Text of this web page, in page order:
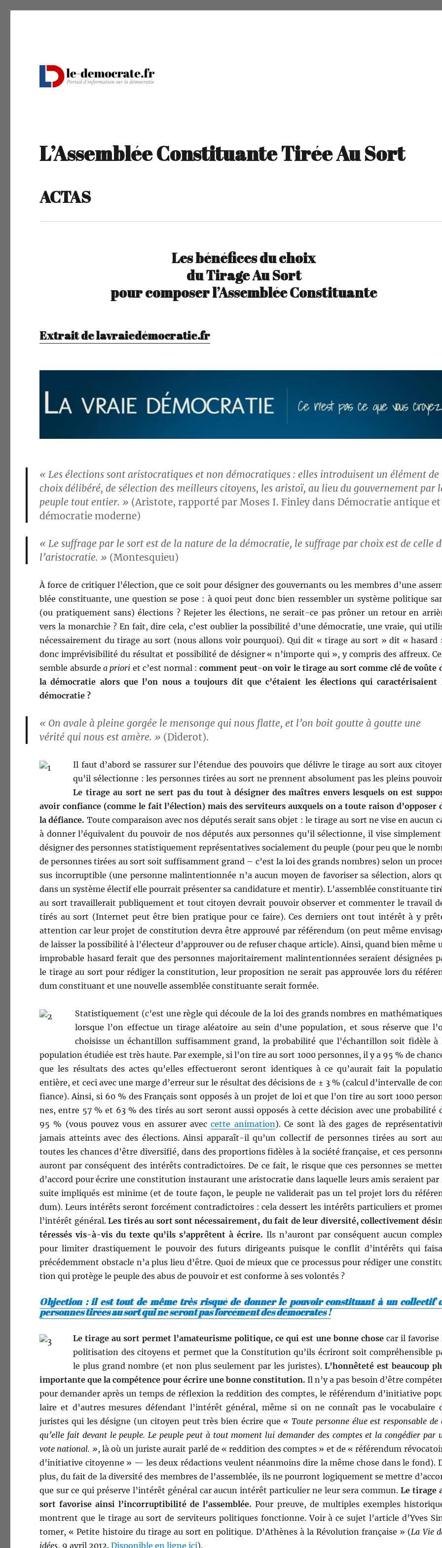
L’Assemblée Constituante Tirée Au Sort
ACTAS
Les bénéfices du choix
du Tirage Au Sort
pour composer l’Assemblée Constituante
Extrait de lavraiedémocratie.fr
« Les élec­tions sont aris­to­cra­tiques et non démoc­ra­tiques : elles intro­duisent un élé­ment de
choix délibéré, de sélec­tion des meilleurs citoyens, les aris­toï, au lieu du gou­verne­ment par
peu­ple tout entier. » (Aris­tote, rap­porté par Moses I. Fin­ley dans Démoc­ra­tie antique et
démoc­ra­tie moderne)
« Le suf­frage par le sort est de la nature de la démoc­ra­tie, le suf­frage par choix est de celle
l’aristocratie. » (Mon­tesquieu)
À force de cri­ti­quer l’élection, que ce soit pour désign­er des gou­ver­nants ou les mem­bres d’une
blée con­sti­tu­ante, une ques­tion se pose : à quoi peut donc bien ressem­bler un sys­tème poli­tique
(ou pra­tique­ment sans) élec­tions ? Rejeter les élec­tions, ne serait-ce pas prôn­er un retour en
vers la monar­chie ? En fait, dire cela, c’est oubli­er la pos­si­bil­ité d’une démoc­ra­tie, une vraie, qui
néces­saire­ment du tirage au sort (nous allons voir pourquoi). Qui dit « tirage au sort » dit « hasard
donc imprévis­i­bil­ité du résul­tat et pos­si­bil­ité de désign­er « n’importe qui », y com­pris des affreux.
sem­ble absurde a pri­ori et c’est nor­mal :com­ment peut-on voir le tirage au sort comme clé de voûte
la démoc­ra­tie alors que l’on nous a tou­jours dit que c’étaient les élec­tions qui car­ac­téri­saient
démocratie ?
« On avale à pleine gorgée le men­songe qui nous flat­te, et l’on boit goutte à goutte une
vérité qui nous est amère. » (Diderot).
Il faut d’abord se ras­sur­er sur l’étendue des pou­voirs que délivre le tirage au sort aux
qu’il sélec­tionne : les per­son­nes tirées au sort ne pren­nent absol­u­ment pas les pleins
Le tirage au sort ne sert pas du tout à désign­er des maîtres envers lesquels on est
avoir con­fi­ance (comme le fait l’élection) mais des servi­teurs aux­quels on a toute rai­son d’opposer
la défi­ance. Toute com­para­i­son avec nos députés serait sans objet : le tirage au sort ne vise en aucun
à don­ner l’équivalent du pou­voir de nos députés aux per­son­nes qu’il sélec­tionne, il vise
désign­er des per­son­nes sta­tis­tique­ment représen­ta­tives sociale­ment du peu­ple (pour peu que le
de per­son­nes tirées au sort soit suff­isam­ment grand – c’est la loi des grands nom­bres) selon un
sus incor­rupt­ible (une per­son­ne mal­in­ten­tion­née n’a aucun moyen de favoris­er sa sélec­tion, alors
dans un sys­tème élec­tif elle pour­rait présen­ter sa can­di­da­ture et men­tir). L’assemblée con­sti­tu­ante
au sort tra­vaillerait publique­ment et tout citoyen devrait pou­voir observ­er et com­menter le tra­vail
tirés au sort (Inter­net peut être bien pra­tique pour ce faire). Ces derniers ont tout intérêt à y
atten­tion car leur pro­jet de con­sti­tu­tion devra être approu­vé par référen­dum (on peut même
de laiss­er la pos­si­bil­ité à l’électeur d’approuver ou de refuser chaque arti­cle). Ain­si, quand bien même
improb­a­ble hasard ferait que des per­son­nes majori­taire­ment mal­in­ten­tion­nées seraient désignées
le tirage au sort pour rédi­ger la con­sti­tu­tion, leur propo­si­tion ne serait pas approu­vée lors du
dum con­sti­tu­ant et une nou­velle assem­blée con­sti­tu­ante serait formée.
Sta­tis­tique­ment (c’est une règle qui découle de la loi des grands nom­bres en
lorsque l’on effectue un tirage aléa­toire au sein d’une pop­u­la­tion, et sous réserve que
choi­sisse un échan­til­lon suff­isam­ment grand, la prob­a­bil­ité que l’échantillon soit fidèle à
pop­u­la­tion étudiée est très haute. Par exem­ple, si l’on tire au sort 1000 per­son­nes, il y a 95 % de
que les résul­tats des actes qu’elles effectueront seront iden­tiques à ce qu’aurait fait la
entière, et ceci avec une marge d’erreur sur le résul­tat des déci­sions de ± 3 % (cal­cul d’intervalle de
fi­ance). Ain­si, si 60 % des Français sont opposés à un pro­jet de loi et que l’on tire au sort 1000
nes, entre 57 % et 63 % des tirés au sort seront aus­si opposés à cette déci­sion avec une prob­a­bil­ité
95 % (vous pou­vez vous en assur­er aveccette ani­ma­tion). Ce sont là des gages de
jamais atteints avec des élec­tions. Ain­si appa­raît-il qu’un col­lec­tif de per­son­nes tirées au sort
toutes les chances d’être diver­si­fié, dans des pro­por­tions fidèles à la société française, et ces
auront par con­séquent des intérêts con­tra­dic­toires. De ce fait, le risque que ces per­son­nes se
d’accord pour écrire une con­sti­tu­tion instau­rant une aris­to­cratie dans laque­lle leurs amis seraient par
suite impliqués est min­ime (et de toute façon, le peu­ple ne valid­erait pas un tel pro­jet lors du
dum). Leurs intérêts seront for­cé­ment con­tra­dic­toires : cela dessert les intérêts par­ti­c­uliers et
l’intérêt général.Les tirés au sort sont néces­saire­ment, du fait de leur diver­sité, col­lec­tive­ment
téressés vis-à-vis du texte qu’ils s’apprêtent à écrire. Ils n’auront par con­séquent aucun
pour lim­iter dras­tique­ment le pou­voir des futurs dirigeants puisque le con­flit d’intérêts qui
précédem­ment obsta­cle n’a plus lieu d’être. Quoi de mieux que ce proces­sus pour rédi­ger une
tion qui pro­tège le peu­ple des abus de pou­voir et est con­forme à ses volontés ?
Objection : il est tout de même très risqué de donner le pouvoir constituant à un collectif
personnes tirées au sortqui ne seront pas forcément des démocrates !
Le tirage au sort per­met l’amateurisme poli­tique, ce qui est une bonne chosecar il favorise
poli­ti­sa­tion des citoyens et per­met que la Con­sti­tu­tion qu’ils écriront soit com­préhen­si­ble
le plus grand nom­bre (et non plus seule­ment par les juristes).L’honnêteté est beau­coup
impor­tante que la com­pé­tence pour écrire une bonne con­sti­tu­tion. Il n’y a pas besoin d’être
pour deman­der après un temps de réflex­ion la red­di­tion des comptes, le référen­dum d’initiative
laire et d’autres mesures défen­dant l’intérêt général, même si on ne con­naît pas le vocab­u­laire
juristes qui les désigne (un citoyen peut très bien écrire que « Toute per­son­ne élue est respon­s­able de
qu’elle fait devant le peu­ple. Le peu­ple peut à tout moment lui deman­der des comptes et la con­gédi­er par
vote nation­al. », là où un juriste aurait par­lé de « red­di­tion des comptes » et de « référen­dum
d’initiative citoyenne » — les deux rédac­tions veu­lent néan­moins dire la même chose dans le fond).
plus, du fait de la diver­sité des mem­bres de l’assemblée, ils ne pour­ront logique­ment se met­tre
que sur ce qui préserve l’intérêt général car aucun intérêt par­ti­c­uli­er ne leur sera com­mun. Le tirage
sort favorise ain­si l’incorruptibilité de l’assemblée. Pour preuve, de mul­ti­ples exem­ples
mon­trent que le tirage au sort de servi­teurs poli­tiques fonc­tionne. Voir à ce sujet l’article d’Yves
tomer, « Petite his­toire du tirage au sort en poli­tique. D’Athènes à la Révo­lu­tion française » (La Vie
idées, 9 avril 2012.Disponible en ligne ici).